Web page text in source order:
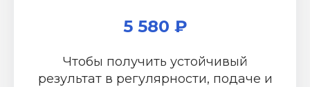
5 580 ₽
Чтобы получить устойчивый
результат в регулярности, подаче и